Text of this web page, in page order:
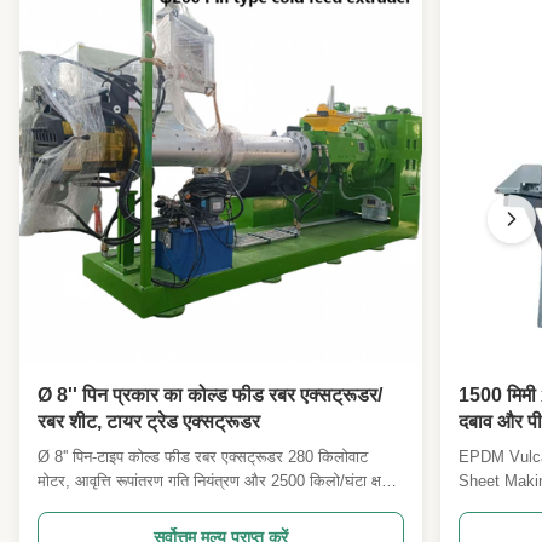
Ø 8'' पिन प्रकार का कोल्ड फीड रबर एक्सट्रूडर/
रबर शीट, टायर ट्रेड एक्सट्रूडर
Ø 8'' पिन-टाइप कोल्ड फीड रबर एक्सट्रूडर 280 किलोवाट
मोटर, आवृत्ति रूपांतरण गति नियंत्रण और 2500 किलो/घंटा क्षमता
आउटपुट और 35% कम ऊर्जा खपत के लिए पिन-टाइप कोल्ड-
सर्वोत्तम मूल्य प्राप्त करें
1500
दबाव और
ईपीडीएम
EPDM
Sheet